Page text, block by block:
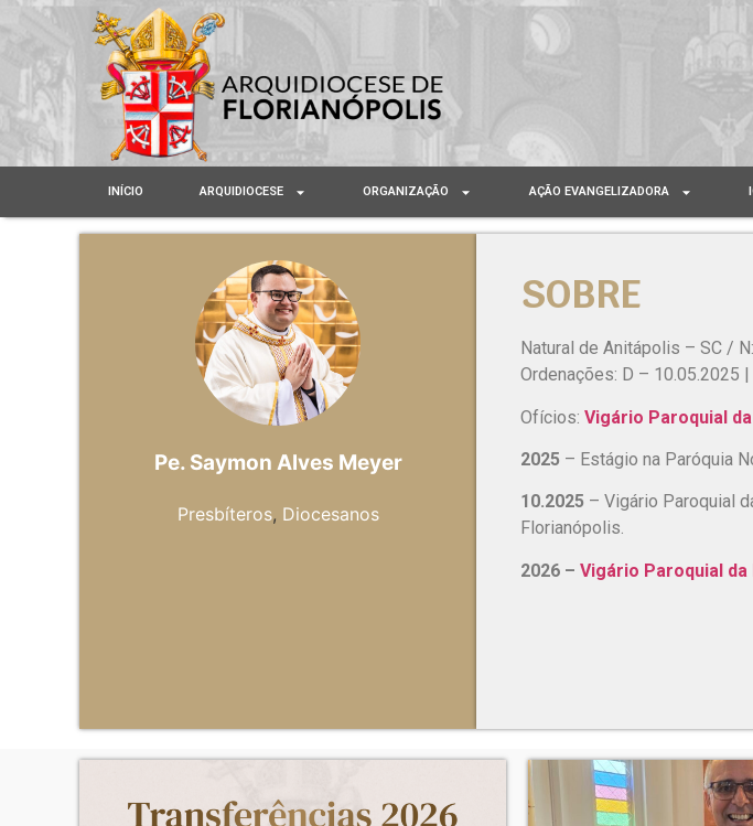
INÍCIO ARQUIDIOCESE ORGANIZAÇÃO AÇÃO EVANGELIZADORA
Pe. Saymon Alves Meyer
Presbíteros, Diocesanos
SOBRE
Natural de Anitápolis – SC /
Ordenações: D – 10.05.2025
Ofícios: Vigário Paroquial
2025 – Estágio na Paróquia
10.2025 – Vigário Paroquial
Florianópolis.
2026 – Vigário Paroquial